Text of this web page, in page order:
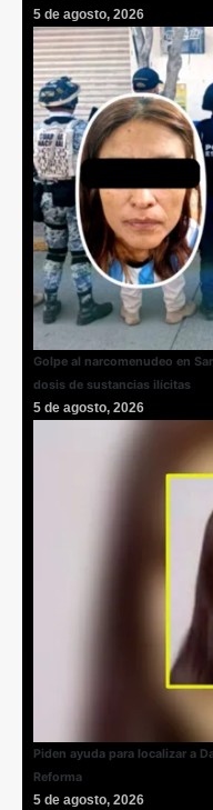
5 de agosto, 2026
Golpe al narcomenudeo en
dosis de sustancias ilícitas
5 de agosto, 2026
Piden ayuda para localizar a
Reforma
5 de agosto, 2026